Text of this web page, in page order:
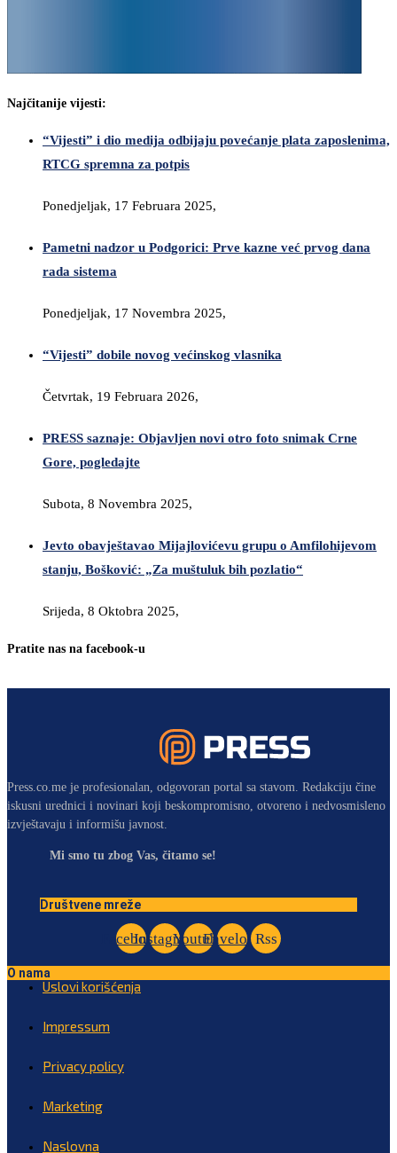
Najčitanije vijesti:
“Vijesti” i dio medija odbijaju povećanje plata zaposlenima,
RTCG spremna za potpis
Ponedjeljak, 17 Februara 2025,
Pametni nadzor u Podgorici: Prve kazne već prvog dana
rada sistema
Ponedjeljak, 17 Novembra 2025,
“Vijesti” dobile novog većinskog vlasnika
Četvrtak, 19 Februara 2026,
PRESS saznaje: Objavljen novi otro foto snimak Crne
Gore, pogledajte
Subota, 8 Novembra 2025,
Jevto obavještavao Mijajlovićevu grupu o Amfilohijevom
stanju, Bošković: „Za muštuluk bih pozlatio“
Srijeda, 8 Oktobra 2025,
Pratite nas na facebook-u
Press.co.me je profesionalan, odgovoran portal sa stavom. Redakciju čine
iskusni urednici i novinari koji beskompromisno, otvoreno i nedvosmisleno
izvještavaju i informišu javnost.
Mi smo tu zbog Vas, čitamo se!
Društvene mreže
Facebook
InstagramYoutubeEnvelopeRss
O nama
Uslovi korišćenja
Impressum
Privacy policy
Marketing
Naslovna